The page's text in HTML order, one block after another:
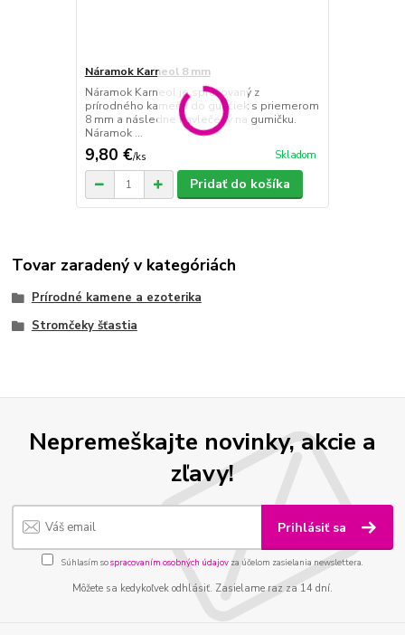
Náramok Karneol 8 mm
Náramok Karneol je spracovaný z
prírodného kameňa do guličiek s priemerom
8 mm a následne navlečený na gumičku.
Náramok ...
9,80 €/ks Skladom
Pridať do košíka
Tovar zaradený v kategóriách
Prírodné kamene a ezoterika
Stromčeky šťastia
Nepremeškajte novinky, akcie a
zľavy!
Prihlásiť sa
Súhlasím sospracovaním osobných údajov za účelom zasielania newslettera.
Môžete sa kedykoľvek odhlásiť. Zasielame raz za 14 dní.